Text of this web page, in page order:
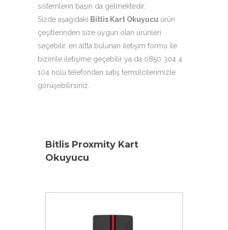
sistemlerin başın da gelmektedir.
Sizde aşağıdaki Bitlis Kart Okuyucu ürün
çeşitlerinden size uygun olan ürünleri
seçebilir, en altta bulunan iletişim formu ile
bizimle iletişime geçebilir ya da 0850 304 4
104 nolu telefondan satış temsilcilerimizle
görüşebilirsiniz.
Bitlis Proxmity Kart
Okuyucu